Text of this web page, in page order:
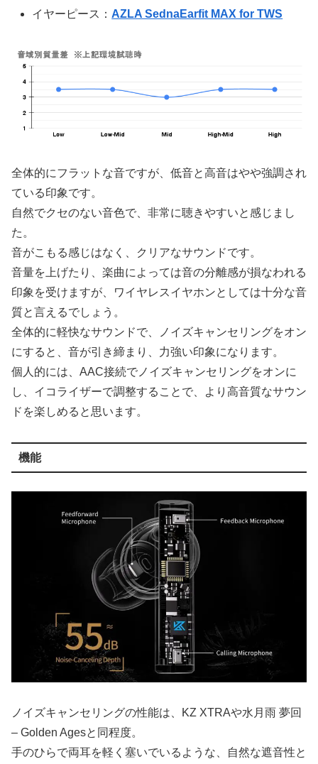
イヤーピース：AZLA SednaEarfit MAX for TWS
全体的にフラットな音ですが、低音と高音はやや強調され
ている印象です。
自然でクセのない音色で、非常に聴きやすいと感じまし
た。
音がこもる感じはなく、クリアなサウンドです。
音量を上げたり、楽曲によっては音の分離感が損なわれる
印象を受けますが、ワイヤレスイヤホンとしては十分な音
質と言えるでしょう。
全体的に軽快なサウンドで、ノイズキャンセリングをオン
にすると、音が引き締まり、力強い印象になります。
個人的には、AAC接続でノイズキャンセリングをオンに
し、イコライザーで調整することで、より高音質なサウン
ドを楽しめると思います。
機能
ノイズキャンセリングの性能は、KZ XTRAや水月雨 夢回
– Golden Agesと同程度。
手のひらで両耳を軽く塞いでいるような、自然な遮音性と